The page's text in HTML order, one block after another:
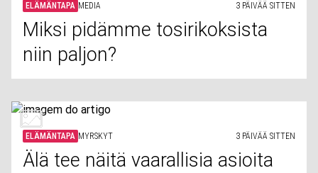
ELÄMÄNTAPA MEDIA 3 PÄIVÄÄ SITTEN
Miksi pidämme tosirikoksista
niin paljon?
ELÄMÄNTAPA MYRSKYT 3 PÄIVÄÄ SITTEN
Älä tee näitä vaarallisia asioita